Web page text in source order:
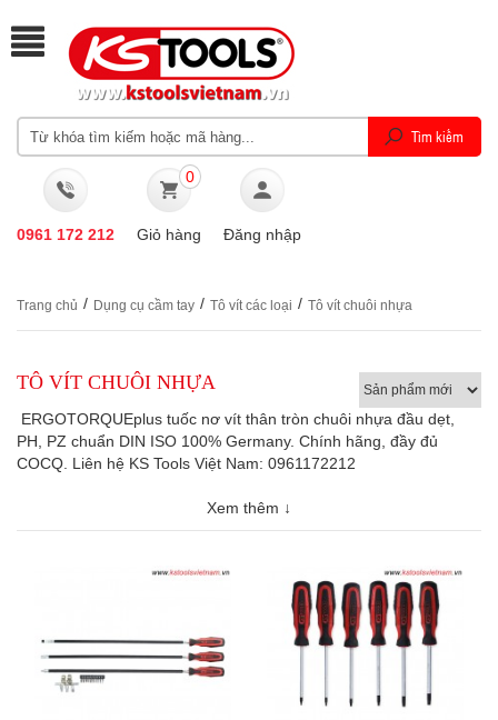
0961 172 212
0
Giỏ hàng Đăng nhập
Trang chủ / Dụng cụ cầm tay / Tô vít các loại / Tô vít chuôi nhựa
TÔ VÍT CHUÔI NHỰA
ERGOTORQUEplus tuốc nơ vít thân tròn chuôi nhựa đầu dẹt,
PH, PZ chuẩn DIN ISO 100% Germany. Chính hãng, đầy đủ
COCQ. Liên hệ KS Tools Việt Nam: 0961172212
Xem thêm ↓